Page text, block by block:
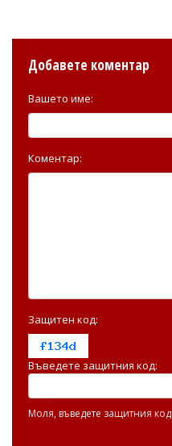
Добавете коментар
Вашето име:
Коментар:
Защитен код:
Въведете защитния код:
Моля, въведете защитния код